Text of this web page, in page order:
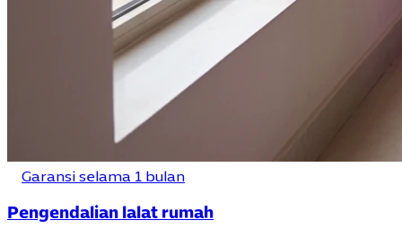
Garansi selama 1 bulan
Pengendalian lalat rumah